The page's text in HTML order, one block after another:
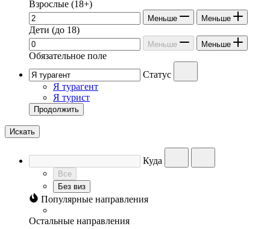
Взрослые (18+)
Меньше Меньше
Дети (до 18)
Меньше Меньше
Обязательное поле
Статус
Я турагент
Я турист
Продолжить
Искать
Куда
Все
Без виз
Популярные направления
Остальные направления